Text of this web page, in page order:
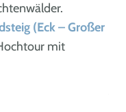
(Eck – Großer
mit